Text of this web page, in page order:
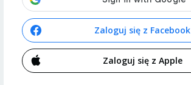
Zaloguj się z Facebook
Zaloguj się z Apple